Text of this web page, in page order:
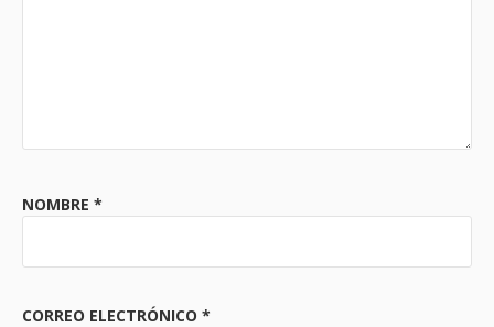
NOMBRE *
CORREO ELECTRÓNICO *